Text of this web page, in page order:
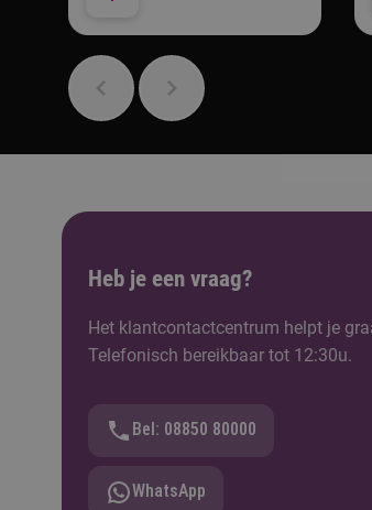
Voorbereidingsprogramma
Heb je een vraag?
Het klantcontactcentrum helpt je
Telefonisch bereikbaar tot 12:30u.
Bel: 08850 80000
WhatsApp